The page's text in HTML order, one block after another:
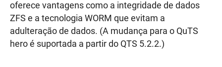
oferece vantagens como a integridade de dados
ZFS e a tecnologia WORM que evitam a
adulteração de dados. (A mudança para o QuTS
hero é suportada a partir do QTS 5.2.2.)